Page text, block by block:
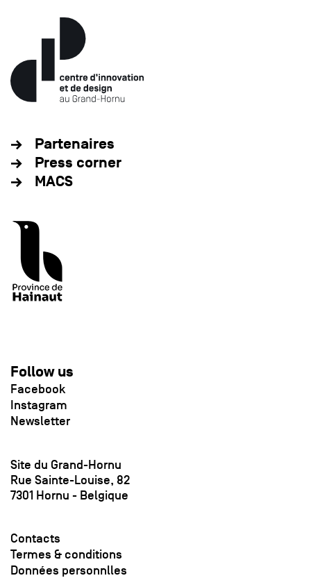
Partenaires
Press corner
MACS
Follow us
Facebook
Instagram
Newsletter
Site du Grand-Hornu
Rue Sainte-Louise, 82
7301 Hornu - Belgique
Contacts
Termes & conditions
Données personnlles